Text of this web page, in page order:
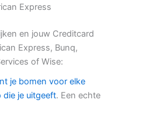
Express
en jouw Creditcard
Express, Bunq,
of Wise:
je bomen voor elke
die je uitgeeft. Een echte